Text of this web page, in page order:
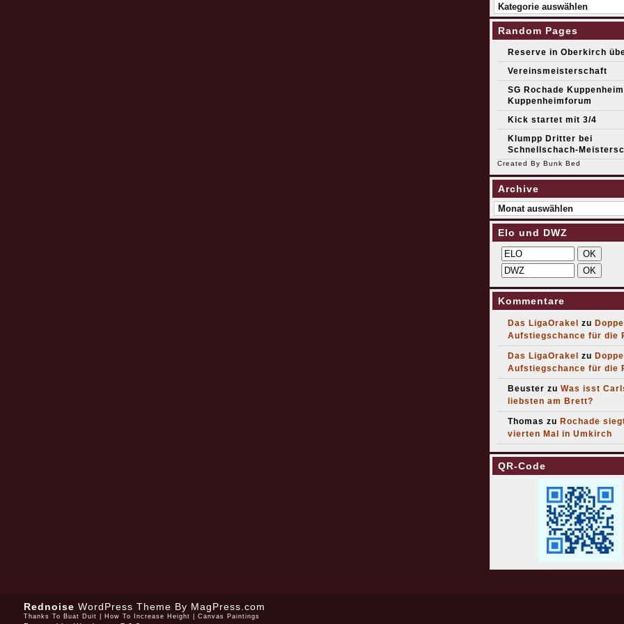
Kategorien
Random Pages
Reserve in Oberkirch
Vereinsmeisterschaft
SG Rochade
Kuppenheimforum
Kick startet mit 3/4
Klumpp Dritter bei
Schnellschach-
Created By Bunk Bed
Archive
Archive
Elo und DWZ
Kommentare
Das LigaOrakel zu
Aufstiegschance für die
Das LigaOrakel zu
Aufstiegschance für die
Beuster zu Was isst
liebsten am Brett?
Thomas zu Rochade
vierten Mal in Umkirch
QR-Code
Rednoise WordPress Theme By MagPress.com
Thanks To Buat Duit How To Increase Height Canvas Paintings